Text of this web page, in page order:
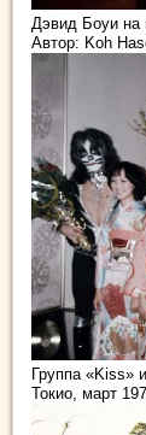
Дэвид Боуи на
Автор: Koh
Группа «Kiss»
Токио, март